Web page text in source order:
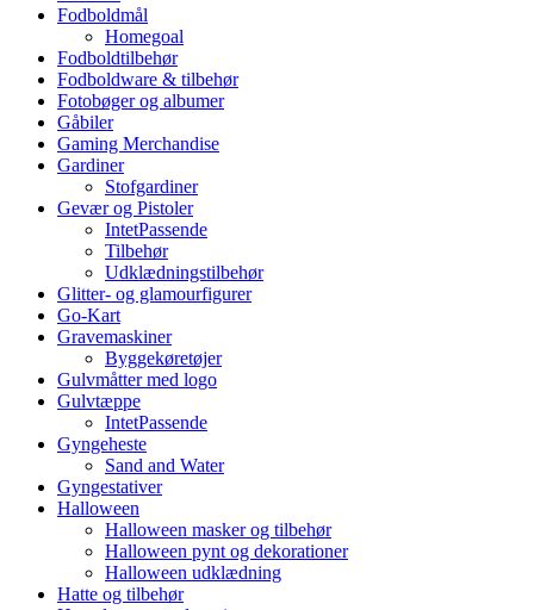
Fodboldmål
Homegoal
Fodboldtilbehør
Fodboldware & tilbehør
Fotobøger og albumer
Gåbiler
Gaming Merchandise
Gardiner
Stofgardiner
Gevær og Pistoler
IntetPassende
Tilbehør
Udklædningstilbehør
Glitter- og glamourfigurer
Go-Kart
Gravemaskiner
Byggekøretøjer
Gulvmåtter med logo
Gulvtæppe
IntetPassende
Gyngeheste
Sand and Water
Gyngestativer
Halloween
Halloween masker og tilbehør
Halloween pynt og dekorationer
Halloween udklædning
Hatte og tilbehør